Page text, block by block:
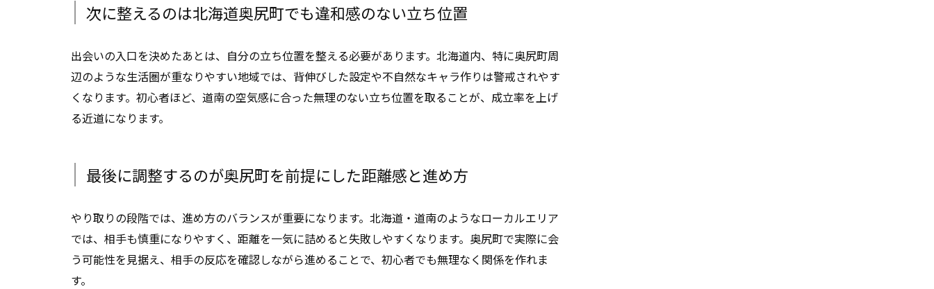
次に整えるのは北海道奥尻町でも違和感のない立ち位置
出会いの入口を決めたあとは、自分の立ち位置を整える必要があります。北海道内、特に奥尻町周
辺のような生活圏が重なりやすい地域では、背伸びした設定や不自然なキャラ作りは警戒されやす
くなります。初心者ほど、道南の空気感に合った無理のない立ち位置を取ることが、成立率を上げ
る近道になります。
最後に調整するのが奥尻町を前提にした距離感と進め方
やり取りの段階では、進め方のバランスが重要になります。北海道・道南のようなローカルエリア
では、相手も慎重になりやすく、距離を一気に詰めると失敗しやすくなります。奥尻町で実際に会
う可能性を見据え、相手の反応を確認しながら進めることで、初心者でも無理なく関係を作れま
す。